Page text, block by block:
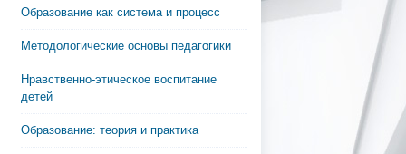
Образование как система и процесс
Методологические основы педагогики
Нравственно-этическое воспитание
детей
Образование: теория и практика